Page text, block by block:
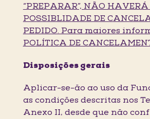
“PREPARAR”, NÃO
POSSIBLIDADE DE
PEDIDO. Para maiores
POLÍTICA DE
Disposições gerais
Aplicar-se-ão ao uso da
as condições descritas nos
Anexo II, desde que não